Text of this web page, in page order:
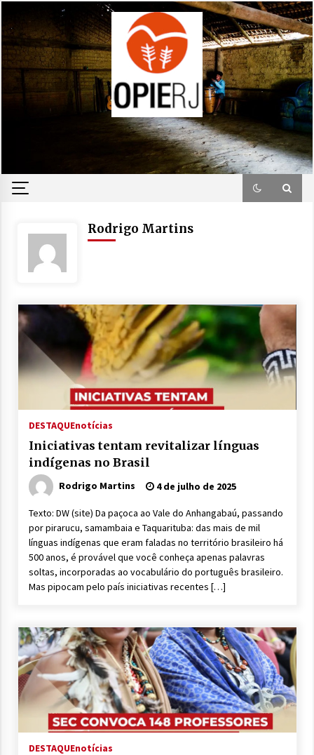
to
content
Rodrigo Martins
DESTAQUEnotícias
Iniciativas tentam revitalizar línguas
indígenas no Brasil
Rodrigo Martins 4 de julho de 2025
Texto: DW (site) Da paçoca ao Vale do Anhangabaú, passando
por pirarucu, samambaia e Taquarituba: das mais de mil
línguas indígenas que eram faladas no território brasileiro há
500 anos, é provável que você conheça apenas palavras
soltas, incorporadas ao vocabulário do português brasileiro.
Mas pipocam pelo país iniciativas recentes […]
DESTAQUEnotícias